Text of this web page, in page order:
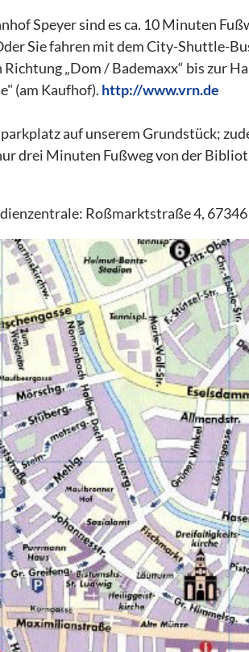
Speyer sind es ca. 10 Minuten
Sie fahren mit dem City-Shuttle-
„Dom / Bademaxx“ bis zur
(am Kaufhof). http://www.vrn.de
auf unserem Grundstück;
drei Minuten Fußweg von der
Roßmarktstraße 4, 67346